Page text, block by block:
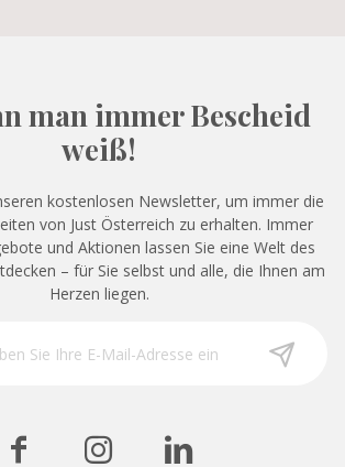
man immer Bescheid
weiß!
kostenlosen Newsletter, um immer die
von Just Österreich zu erhalten. Immer
und Aktionen lassen Sie eine Welt des
– für Sie selbst und alle, die Ihnen am
Herzen liegen.